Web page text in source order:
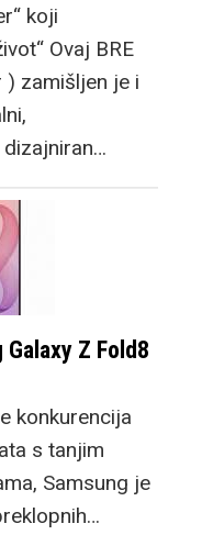
koji
Ovaj BRE
) zamišljen je i
Galaxy Z Fold8
konkurencija
s tanjim
Samsung je